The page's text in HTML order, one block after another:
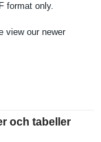
format only.
view our newer
och tabeller